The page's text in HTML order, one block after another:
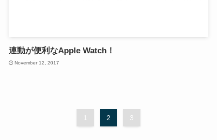
連動が便利なApple Watch！
November 12, 2017
1 2 3